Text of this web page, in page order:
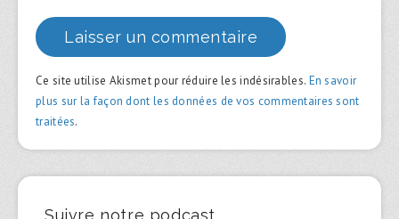
Ce site utilise Akismet pour réduire les indésirables. En savoir
plus sur la façon dont les données de vos commentaires sont
traitées.
Suivre notre podcast